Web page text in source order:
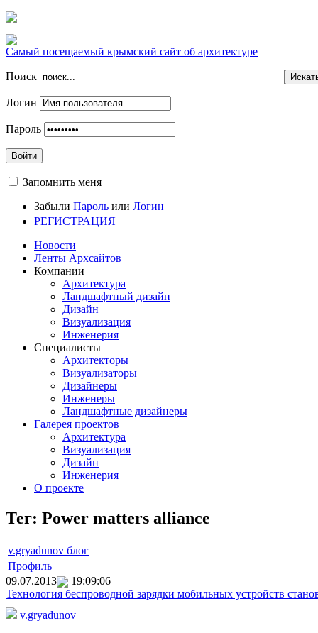
Самый посещаемый крымский сайт об архитектуре
Поиск
Логин
Пароль
Войти
Запомнить меня
Забыли Пароль или Логин
РЕГИСТРАЦИЯ
Новости
Ленты Архсайтов
Компании
Архитектура
Ландшафтный дизайн
Дизайн
Визуализация
Инженерия
Специалисты
Архитекторы
Визуализаторы
Дизайнеры
Инженеры
Ландшафтные дизайнеры
Галерея проектов
Архитектура
Визуализация
Дизайн
Инженерия
О проекте
Тег: Power matters alliance
v.gryadunov блог
Профиль
09.07.2013
19:09:06
Технология беспроводной зарядки мобильных устройств
v.gryadunov